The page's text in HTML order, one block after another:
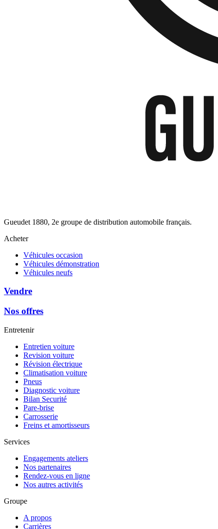
Gueudet 1880, 2e groupe de distribution automobile français.
Acheter
Véhicules occasion
Véhicules démonstration
Véhicules neufs
Vendre
Nos offres
Entretenir
Entretien voiture
Revision voiture
Révision électrique
Climatisation voiture
Pneus
Diagnostic voiture
Bilan Securité
Pare-brise
Carrosserie
Freins et amortisseurs
Services
Engagements ateliers
Nos partenaires
Rendez-vous en ligne
Nos autres activités
Groupe
A propos
Carrières